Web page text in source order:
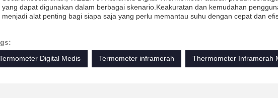
yang dapat digunakan dalam berbagai skenario.Keakuratan dan kemudahan
menjadi alat penting bagi siapa saja yang perlu memantau suhu dengan cepat dan
Digital Medis
Termometer inframerah Thermometer Inframerah